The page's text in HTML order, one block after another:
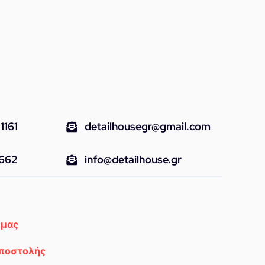
detailhousegr@gmail.com
info@detailhouse.gr
μας